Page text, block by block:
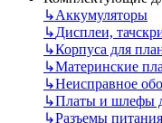
↳Аккумуляторы
↳Дисплеи,
↳Корпуса для
↳Материнские
↳Неисправное
↳Платы и шлефы
↳Разъемы